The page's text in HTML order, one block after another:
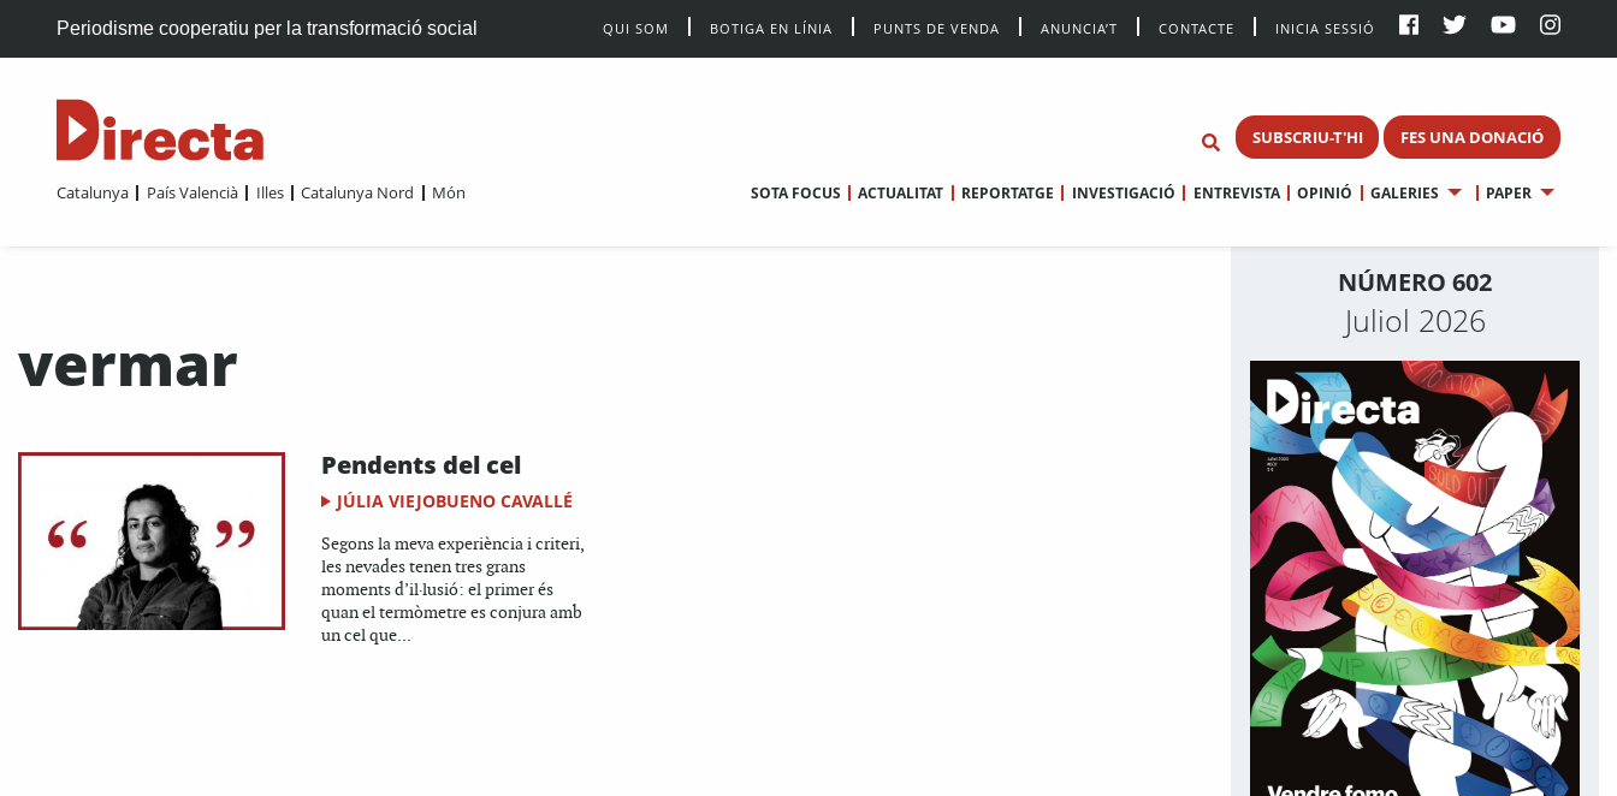
Periodisme cooperatiu per la transformació social QUI SOM BOTIGA EN LÍNIA PUNTS DE VENDA ANUNCIA’T CONTACTE INICIA SESSIÓ
SUBSCRIU-T'HI FES UNA DONACIÓ
Catalunya País Valencià Illes Catalunya Nord Món SOTA FOCUS ACTUALITAT REPORTATGE INVESTIGACIÓ ENTREVISTA OPINIÓ GALERIES PAPER
vermar
Pendents del cel
JÚLIA VIEJOBUENO CAVALLÉ
Segons la meva experiència i criteri,
les nevades tenen tres grans
moments d’il·lusió: el primer és
quan el termòmetre es conjura amb
un cel que...
NÚMERO 602
Juliol 2026